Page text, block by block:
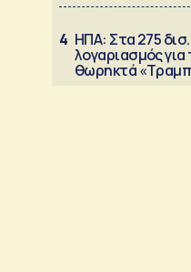
4 ΗΠΑ: Στα 275
λογαριασμός για
θωρηκτά